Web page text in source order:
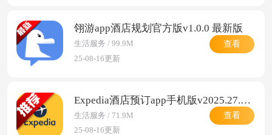
翎游app酒店规划官方版v1.0.0 最新版
生活服务 / 99.9M
25-08-16更新
查看
Expedia酒店预订app手机版v2025.27.1 最新版
生活服务 / 71.9M
25-08-16更新
查看